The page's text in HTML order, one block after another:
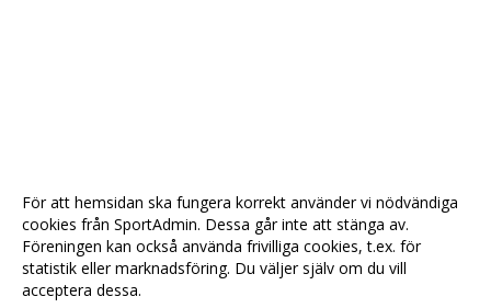
För att hemsidan ska fungera korrekt använder vi nödvändiga
cookies från SportAdmin. Dessa går inte att stänga av.
Föreningen kan också använda frivilliga cookies, t.ex. för
statistik eller marknadsföring. Du väljer själv om du vill
acceptera dessa.